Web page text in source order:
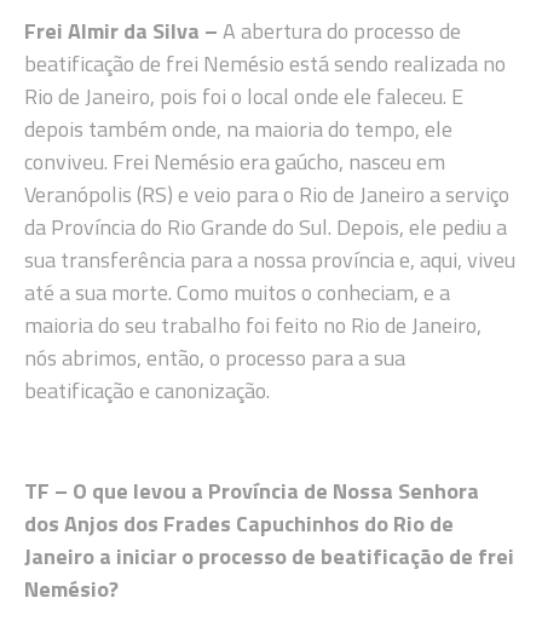
Frei Almir da Silva –A abertura do processo de
beatificação de frei Nemésio está sendo realizada no
Rio de Janeiro, pois foi o local onde ele faleceu. E
depois também onde, na maioria do tempo, ele
conviveu. Frei Nemésio era gaúcho, nasceu em
Veranópolis (RS) e veio para o Rio de Janeiro a serviço
da Província do Rio Grande do Sul. Depois, ele pediu a
sua transferência para a nossa província e, aqui, viveu
até a sua morte. Como muitos o conheciam, e a
maioria do seu trabalho foi feito no Rio de Janeiro,
nós abrimos, então, o processo para a sua
beatificação e canonização.
TF – O que levou a Província de Nossa Senhora
dos Anjos dos Frades Capuchinhos do Rio de
Janeiro a iniciar o processo de beatificação de frei
Nemésio?